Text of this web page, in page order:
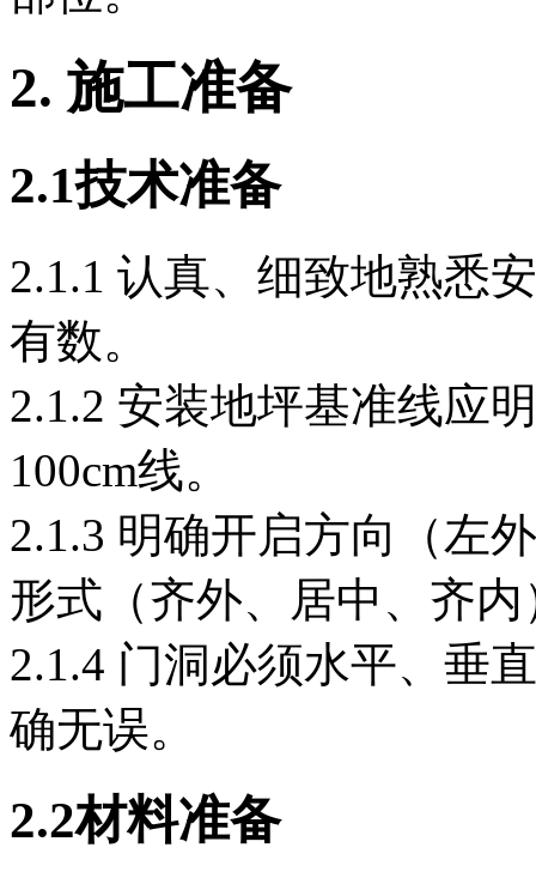
2. 施工准备
2.1技术准备
2.1.1 认真、细致地熟悉
有数。
2.1.2 安装地坪基准线应
100cm线。
2.1.3 明确开启方向（左
形式（齐外、居中、齐内
2.1.4 门洞必须水平、垂
确无误。
2.2材料准备